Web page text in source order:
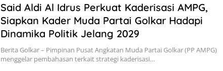
Said Aldi Al Idrus Perkuat Kaderisasi AMPG,
Siapkan Kader Muda Partai Golkar Hadapi
Dinamika Politik Jelang 2029
Berita Golkar – Pimpinan Pusat Angkatan Muda Partai Golkar (PP AMPG)
menggelar pembahasan terkait strategi kaderisasi…